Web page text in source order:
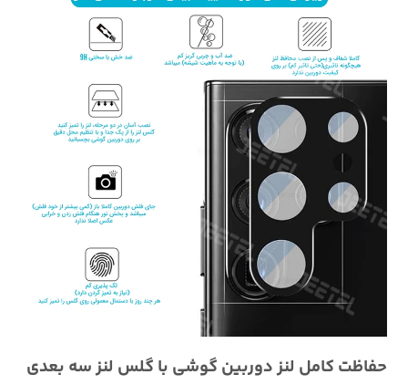
حفاظت کامل لنز دوربین گوشی با گلس لنز سه بعدی